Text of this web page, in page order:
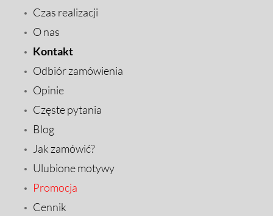
Czas realizacji
O nas
Kontakt
Odbiór zamówienia
Opinie
Częste pytania
Blog
Jak zamówić?
Ulubione motywy
Promocja
Cennik